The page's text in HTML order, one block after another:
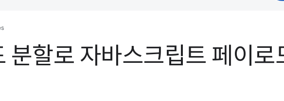
분할로 자바스크립트 페이로